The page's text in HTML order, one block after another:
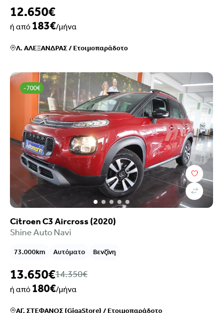
12.650€
ή από 183€/μήνα
Λ. ΑΛΕΞΑΝΔΡΑΣ/Ετοιμοπαράδοτο
-700€
Citroen C3 Aircross (2020)
Shine Auto Navi
73.000km Αυτόματο Βενζίνη
13.650€14.350€
ή από 180€/μήνα
ΑΓ. ΣΤΕΦΑΝΟΣ (GigaStore) /Ετοιμοπαράδοτο